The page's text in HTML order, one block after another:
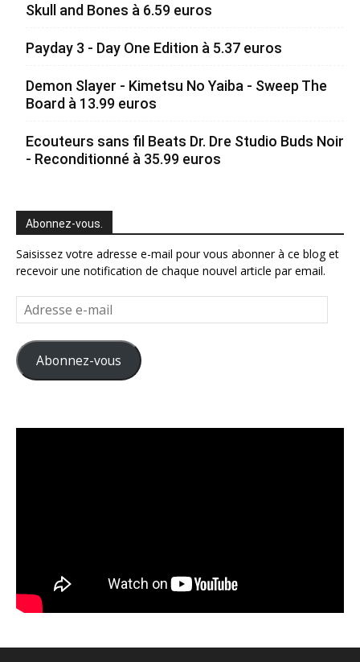
Skull and Bones à 6.59 euros
Payday 3 - Day One Edition à 5.37 euros
Demon Slayer - Kimetsu No Yaiba - Sweep The
Board à 13.99 euros
Ecouteurs sans fil Beats Dr. Dre Studio Buds Noir
- Reconditionné à 35.99 euros
Abonnez-vous.
Saisissez votre adresse e-mail pour vous abonner à ce blog et
recevoir une notification de chaque nouvel article par email.
Adresse
e-
mail
Abonnez-vous